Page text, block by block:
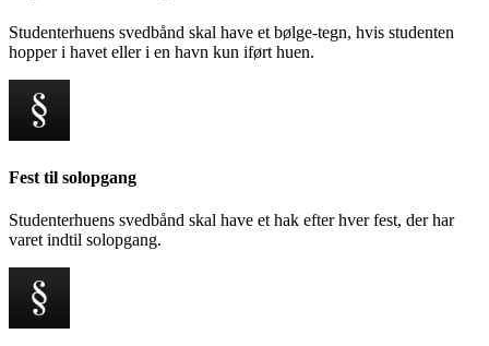
Studenterhuens svedbånd skal have et bølge-tegn, hvis studenten
hopper i havet eller i en havn kun iført huen.
Fest til solopgang
Studenterhuens svedbånd skal have et hak efter hver fest, der har
varet indtil solopgang.